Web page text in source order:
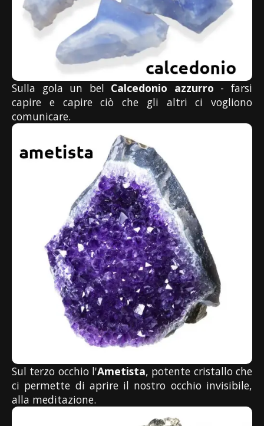
Sulla gola un bel Calcedonio azzurro - farsi
capire e capire ciò che gli altri ci vogliono
comunicare.
Sul terzo occhio l'Ametista, potente cristallo che
ci permette di aprire il nostro occhio invisibile,
alla meditazione.